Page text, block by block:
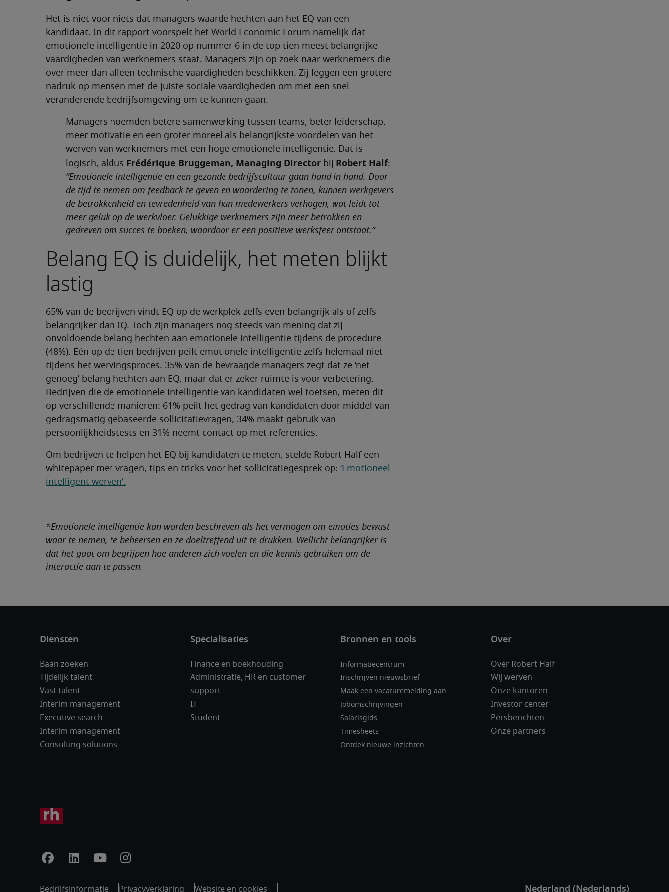
Het is niet voor niets dat managers waarde hechten aan het EQ van een
kandidaat. In dit rapport voorspelt het World Economic Forum namelijk dat
emotionele intelligentie in 2020 op nummer 6 in de top tien meest belangrijke
vaardigheden van werknemers staat. Managers zijn op zoek naar werknemers die
over meer dan alleen technische vaardigheden beschikken. Zij leggen een grotere
nadruk op mensen met de juiste sociale vaardigheden om met een snel
veranderende bedrijfsomgeving om te kunnen gaan.
Managers noemden betere samenwerking tussen teams, beter leiderschap,
meer motivatie en een groter moreel als belangrijkste voordelen van het
werven van werknemers met een hoge emotionele intelligentie. Dat is
logisch, aldus Frédérique Bruggeman, Managing Director bij Robert Half:
“Emotionele intelligentie en een gezonde bedrijfscultuur gaan hand in hand. Door
de tijd te nemen om feedback te geven en waardering te tonen, kunnen werkgevers
de betrokkenheid en tevredenheid van hun medewerkers verhogen, wat leidt tot
meer geluk op de werkvloer. Gelukkige werknemers zijn meer betrokken en
gedreven om succes te boeken, waardoor er een positieve werksfeer ontstaat.”
Belang EQ is duidelijk, het meten blijkt
lastig
65% van de bedrijven vindt EQ op de werkplek zelfs even belangrijk als of zelfs
belangrijker dan IQ. Toch zijn managers nog steeds van mening dat zij
onvoldoende belang hechten aan emotionele intelligentie tijdens de procedure
(48%). Eén op de tien bedrijven peilt emotionele intelligentie zelfs helemaal niet
tijdens het wervingsproces. 35% van de bevraagde managers zegt dat ze ‘net
genoeg’ belang hechten aan EQ, maar dat er zeker ruimte is voor verbetering.
Bedrijven die de emotionele intelligentie van kandidaten wel toetsen, meten dit
op verschillende manieren: 61% peilt het gedrag van kandidaten door middel van
gedragsmatig gebaseerde sollicitatievragen, 34% maakt gebruik van
persoonlijkheidstests en 31% neemt contact op met referenties.
Om bedrijven te helpen het EQ bij kandidaten te meten, stelde Robert Half een
whitepaper met vragen, tips en tricks voor het sollicitatiegesprek op: ‘Emotioneel
intelligent werven’.
*Emotionele intelligentie kan worden beschreven als het vermogen om emoties bewust
waar te nemen, te beheersen en ze doeltreffend uit te drukken. Wellicht belangrijker is
dat het gaat om begrijpen hoe anderen zich voelen en die kennis gebruiken om de
interactie aan te passen.
Baan zoeken
Tijdelijk talent
Vast talent
Interim management
Executive search
Interim management
Consulting solutions
Finance en boekhouding
Administratie, HR en customer
support
IT
Student
Informatiecentrum
Inschrijven nieuwsbrief
Maak een vacaturemelding aan
Jobomschrijvingen
Salarisgids
Timesheets
Ontdek nieuwe inzichten
Over Robert Half
Wij werven
Onze kantoren
Investor center
Persberichten
Onze partners
Bedrijfsinformatie Privacyverklaring Website en cookies